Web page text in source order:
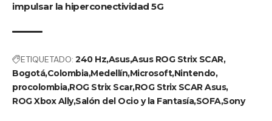
impulsar la hiperconectividad 5G
ETIQUETADO: 240 HzAsusAsus ROG Strix SCAR
BogotáColombiaMedellínMicrosoftNintendo
procolombiaROG Strix ScarROG Strix SCAR Asus
ROG Xbox AllySalón del Ocio y la FantasíaSOFASony